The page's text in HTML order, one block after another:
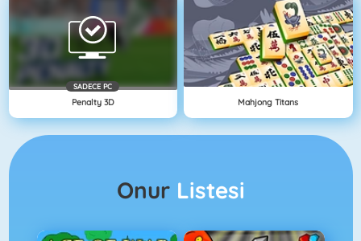
SADECE PC
Penalty 3D Mahjong Titans
Onur Listesi